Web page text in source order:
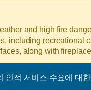
and high fire
including recreational
along with
인적 서비스 수요에 대